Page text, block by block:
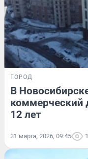
ГОРОД
В
коммерческий
12 лет
31 марта, 2026, 09:45